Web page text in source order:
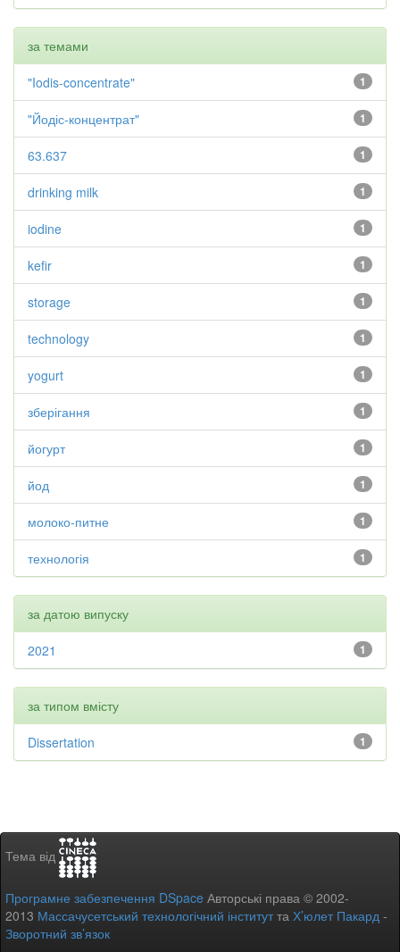
за темами
1
"Iodis-concentrate"
1
"Йодіс-концентрат"
1
63.637
1
drinking milk
1
iodine
1
kefir
1
storage
1
technology
1
yogurt
1
зберігання
1
йогурт
1
йод
1
молоко-питне
1
технологія
за датою випуску
1
2021
за типом вмісту
1
Dissertation
Тема від
Програмне забезпечення DSpace Авторські права © 2002-
2013 Массачусетський технологічний інститутта Х’юлет Пакард -
Зворотний зв’язок